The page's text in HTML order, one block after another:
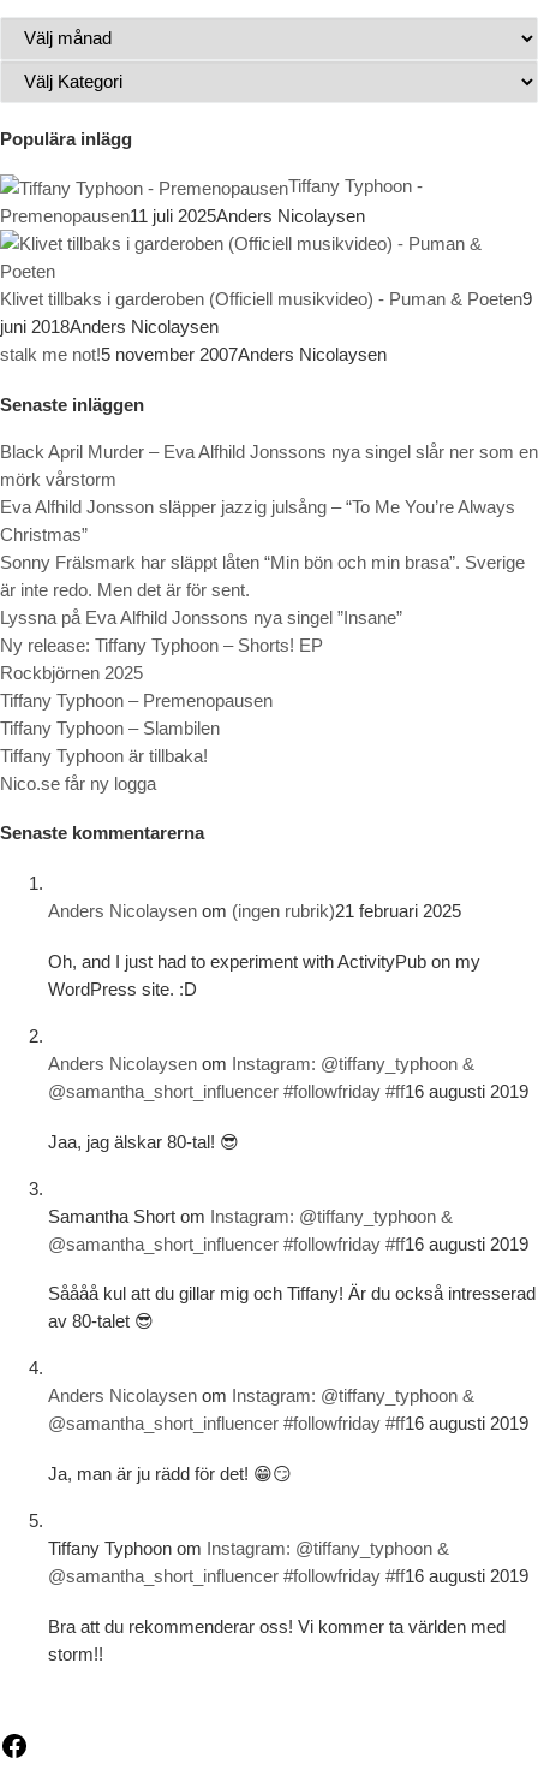
Populära inlägg
Tiffany Typhoon -
Premenopausen11 juli 2025Anders Nicolaysen
Klivet tillbaks i garderoben (Officiell musikvideo) - Puman & Poeten9
juni 2018Anders Nicolaysen
stalk me not!5 november 2007Anders Nicolaysen
Senaste inläggen
Black April Murder – Eva Alfhild Jonssons nya singel slår ner som en
mörk vårstorm
Eva Alfhild Jonsson släpper jazzig julsång – “To Me You’re Always
Christmas”
Sonny Frälsmark har släppt låten “Min bön och min brasa”. Sverige
är inte redo. Men det är för sent.
Lyssna på Eva Alfhild Jonssons nya singel ”Insane”
Ny release: Tiffany Typhoon – Shorts! EP
Rockbjörnen 2025
Tiffany Typhoon – Premenopausen
Tiffany Typhoon – Slambilen
Tiffany Typhoon är tillbaka!
Nico.se får ny logga
Senaste kommentarerna
Anders Nicolaysen om (ingen rubrik)21 februari 2025
Oh, and I just had to experiment with ActivityPub on my
WordPress site. :D
Anders Nicolaysen om Instagram: @tiffany_typhoon &
@samantha_short_influencer #followfriday #ff16 augusti 2019
Jaa, jag älskar 80-tal! 😎
Samantha Short om Instagram: @tiffany_typhoon &
@samantha_short_influencer #followfriday #ff16 augusti 2019
Såååå kul att du gillar mig och Tiffany! Är du också intresserad
av 80-talet 😎
Anders Nicolaysen om Instagram: @tiffany_typhoon &
@samantha_short_influencer #followfriday #ff16 augusti 2019
Ja, man är ju rädd för det! 😁😏
Tiffany Typhoon om Instagram: @tiffany_typhoon &
@samantha_short_influencer #followfriday #ff16 augusti 2019
Bra att du rekommenderar oss! Vi kommer ta världen med
storm!!